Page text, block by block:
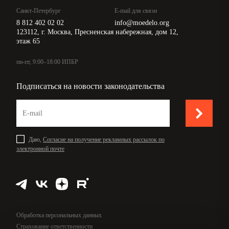
Санкт-Петербург
8 812 402 02 02
E-mail для связи
info@moedelo.org
123112, г. Москва, Пресненская набережная, дом 12,
этаж 65
пн-пт, 9:00–18:00 ИПБР
Подписаться на новости законодательства
Даю, Согласие на получение рекламных рассылок по
электронной почте
Обработка персональных данных
Страхование ответственности